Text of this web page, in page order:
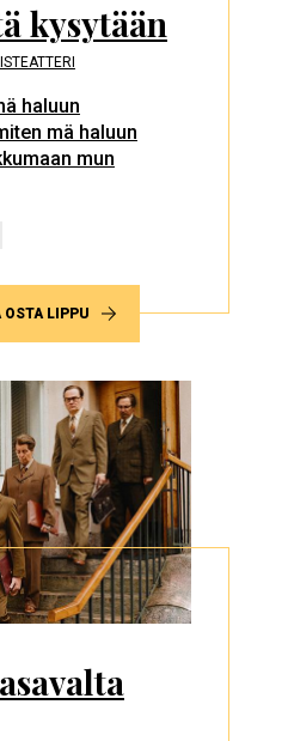
kysytään
haluun
mä haluun
mun
LIPPU